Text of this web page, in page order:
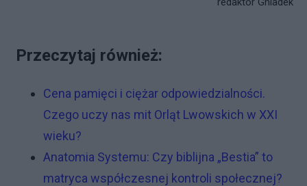
Przeczytaj również:
Cena pamięci i ciężar odpowiedzialności.
Czego uczy nas mit Orląt Lwowskich w XXI
wieku?
Anatomia Systemu: Czy biblijna „Bestia” to
matryca współczesnej kontroli społecznej?